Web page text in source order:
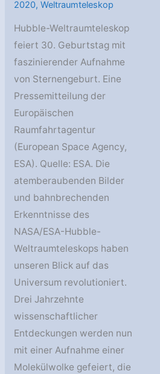
2020,Weltraumteleskop
Hubble-Weltraumteleskop
feiert 30. Geburtstag mit
faszinierender Aufnahme
von Sternengeburt. Eine
Pressemitteilung der
Europäischen
Raumfahrtagentur
(European Space Agency,
ESA). Quelle: ESA. Die
atemberaubenden Bilder
und bahnbrechenden
Erkenntnisse des
NASA/ESA-Hubble-
Weltraumteleskops haben
unseren Blick auf das
Universum revolutioniert.
Drei Jahrzehnte
wissenschaftlicher
Entdeckungen werden nun
mit einer Aufnahme einer
Molekülwolke gefeiert, die